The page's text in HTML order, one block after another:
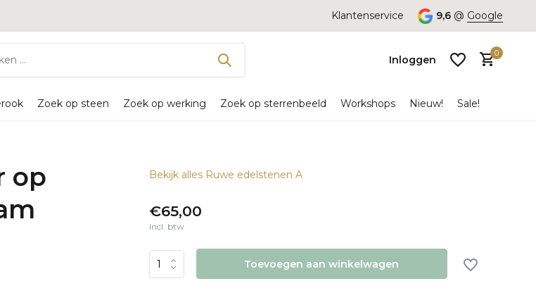
Klantenservice 9,6 @ Google
Inloggen
0
Zoek op steen Zoek op werking Zoek op sterrenbeeld Workshops Nieuw! Sale!
op
Bekijk alles Ruwe edelstenen A
€65,00
Incl. btw
Toevoegen aan winkelwagen